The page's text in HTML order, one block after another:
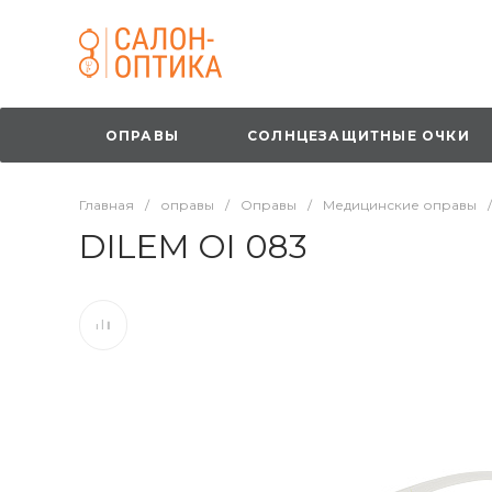
ОПРАВЫ СОЛНЦЕЗАЩИТНЫЕ ОЧКИ
Главная / оправы / Оправы / Медицинские оправы /
DILEM OI 083